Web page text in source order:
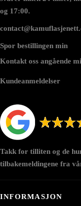
og 17:00.
Spor bestillingen min
Kontakt oss angående
Kundeanmeldelser
Takk for tilliten og de
tilbakemeldingene fra
INFORMASJON